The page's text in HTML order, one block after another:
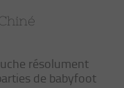
résolument
de babyfoot